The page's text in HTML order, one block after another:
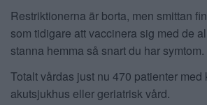
Restriktionerna är borta, men smittan
som tidigare att vaccinera sig med de
stanna hemma så snart du har symtom.
Totalt vårdas just nu 470 patienter
akutsjukhus eller geriatrisk vård.